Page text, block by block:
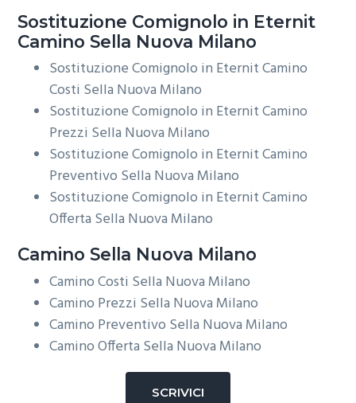
Sostituzione Comignolo in Eternit
Camino Sella Nuova Milano
Sostituzione Comignolo in Eternit Camino
Costi Sella Nuova Milano
Sostituzione Comignolo in Eternit Camino
Prezzi Sella Nuova Milano
Sostituzione Comignolo in Eternit Camino
Preventivo Sella Nuova Milano
Sostituzione Comignolo in Eternit Camino
Offerta Sella Nuova Milano
Camino Sella Nuova Milano
Camino Costi Sella Nuova Milano
Camino Prezzi Sella Nuova Milano
Camino Preventivo Sella Nuova Milano
Camino Offerta Sella Nuova Milano
SCRIVICI